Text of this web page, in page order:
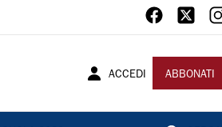
ACCEDI ABBONATI